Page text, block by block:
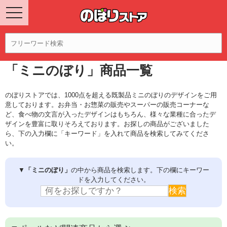
「ミニのぼり」商品一覧
のぼりストアでは、1000点を超える既製品ミニのぼりのデザインをご用
意しております。お弁当・お惣菜の販売やスーパーの販売コーナーな
ど、食べ物の文言が入ったデザインはもちろん、様々な業種に合ったデ
ザインを豊富に取りそろえております。お探しの商品がございました
ら、下の入力欄に「キーワード」を入れて商品を検索してみてくださ
い。
▼ 「ミニのぼり」 の中から商品を検索します。下の欄にキーワー
ドを入力してください。